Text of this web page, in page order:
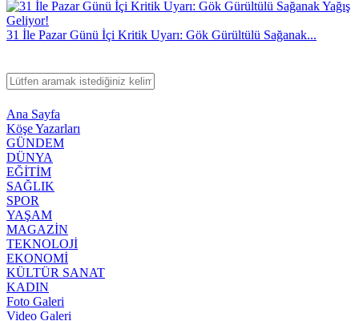
31 İle Pazar Günü İçi Kritik Uyarı: Gök Gürültülü Sağanak...
Ana Sayfa
Köşe Yazarları
GÜNDEM
DÜNYA
EĞİTİM
SAĞLIK
SPOR
YAŞAM
MAGAZİN
TEKNOLOJİ
EKONOMİ
KÜLTÜR SANAT
KADIN
Foto Galeri
Video Galeri